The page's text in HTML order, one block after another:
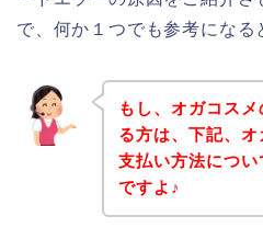
で、何か１つでも参考になる
もし、オガコス
る方は、下記、
支払い方法につ
ですよ♪